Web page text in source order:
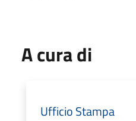
A cura di
Ufficio Stampa